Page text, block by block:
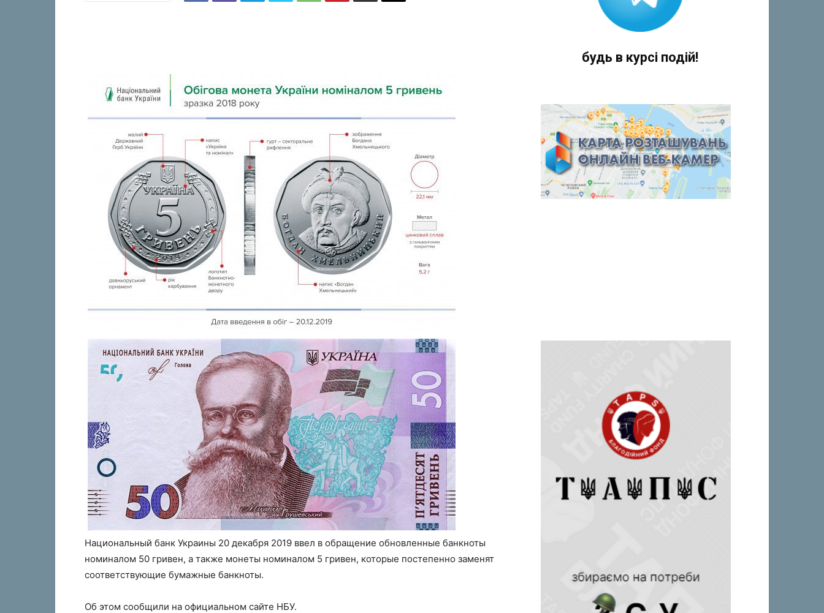
Национальный банк Украины 20 декабря 2019 ввел в обращение обновленные банкноты
номиналом 50 гривен, а также монеты номиналом 5 гривен, которые постепенно заменят
соответствующие бумажные банкноты.
Об этом сообщили на официальном сайте НБУ.
будь в курсі подій!